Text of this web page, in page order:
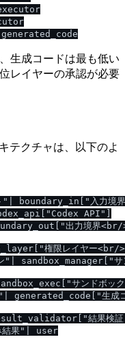
生成コードは最も低い
レイヤーの承認が必要
テクチャは、以下のよ
boundary_in["入力境
API"]
出力境界<br/
権限レイヤー<br/>
sandbox_manager["サ
サンドボック
generated_code["生成
結果検
果"| user